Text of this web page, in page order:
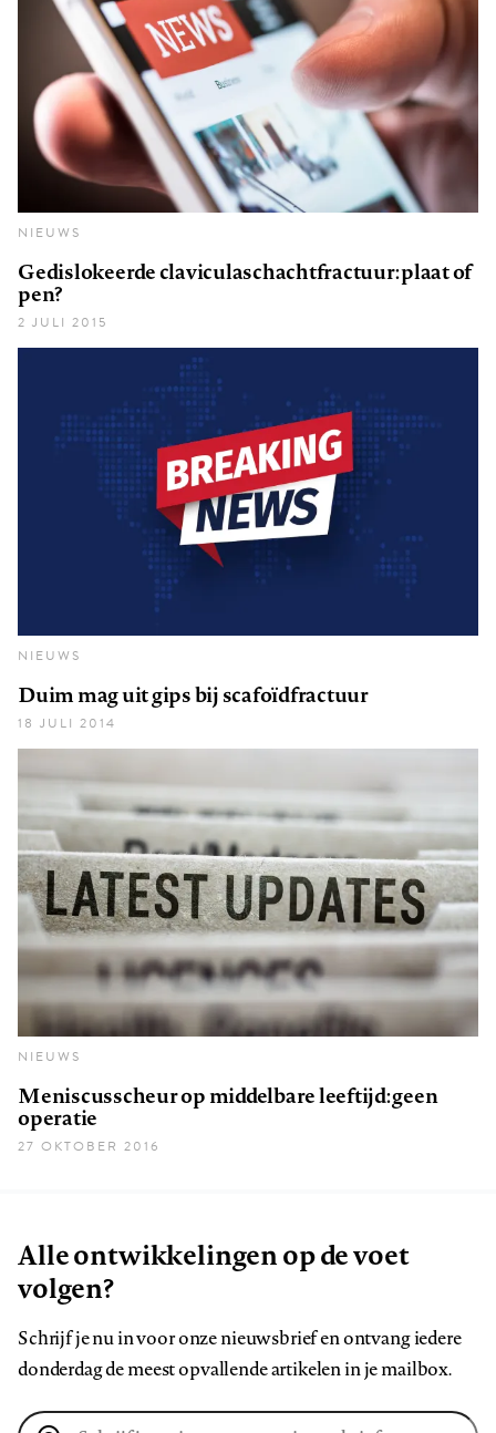
NIEUWS
Gedislokeerde claviculaschachtfractuur: plaat of
pen?
2 JULI 2015
NIEUWS
Duim mag uit gips bij scafoïdfractuur
18 JULI 2014
NIEUWS
Meniscusscheur op middelbare leeftijd: geen
operatie
27 OKTOBER 2016
Alle ontwikkelingen op de voet
volgen?
Schrijf je nu in voor onze nieuwsbrief en ontvang iedere
donderdag de meest opvallende artikelen in je mailbox.